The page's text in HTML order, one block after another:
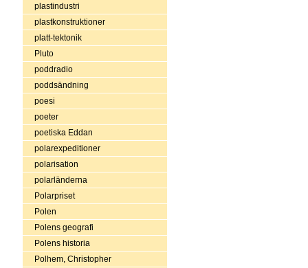
plastindustri
plastkonstruktioner
platt-tektonik
Pluto
poddradio
poddsändning
poesi
poeter
poetiska Eddan
polarexpeditioner
polarisation
polarländerna
Polarpriset
Polen
Polens geografi
Polens historia
Polhem, Christopher